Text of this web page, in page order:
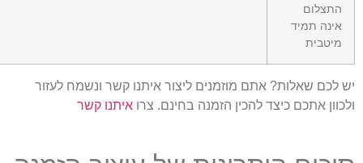
התצלום
אינה תמיד
מיטבית
לכם שאלות? אתם מוזמנים ליצור איתנו קשר ונשמח לעזור
אתכם כיצד להכין הזמנה בחינם. צרואיתנו קשר